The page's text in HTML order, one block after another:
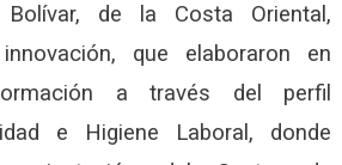
Bolívar, de la Costa Oriental,
que elaboraron en
a través del perfil
e Higiene Laboral, donde